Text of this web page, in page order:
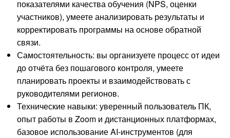
показателями качества обучения (NPS, оценки
участников), умеете анализировать результаты и
корректировать программы на основе обратной
связи.
Самостоятельность: вы организуете процесс от идеи
до отчёта без пошагового контроля, умеете
планировать проекты и взаимодействовать с
руководителями регионов.
Технические навыки: уверенный пользователь ПК,
опыт работы в Zoom и дистанционных платформах,
базовое использование AI-инструментов (для